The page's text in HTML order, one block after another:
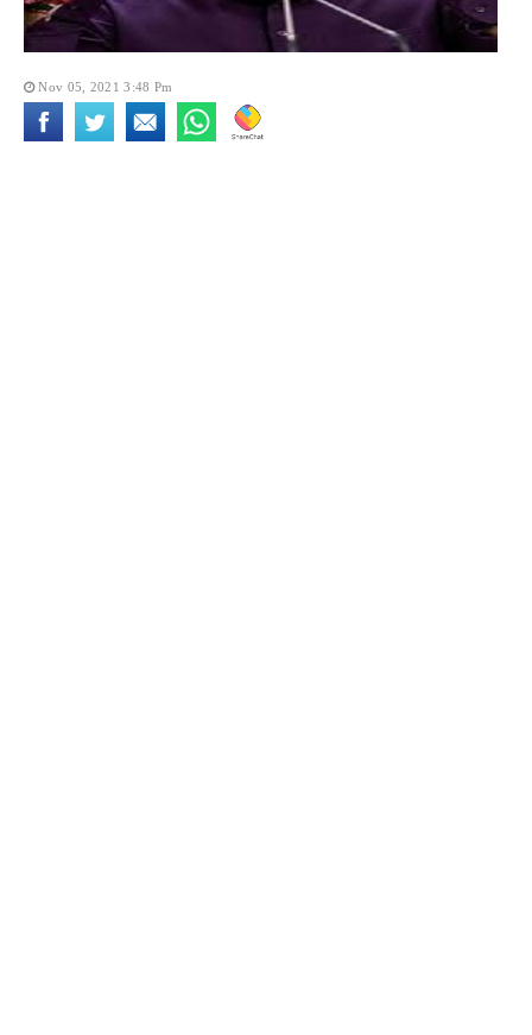
Nov 05, 2021 3:48 Pm